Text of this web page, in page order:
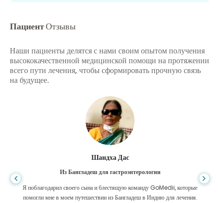
ПациентОтзывы
Наши пациенты делятся с нами своим опытом получения
высококачественной медицинской помощи на протяжении
всего пути лечения, чтобы сформировать прочную связь
на будущее.
Шандха Дас
Из Бангладеш для гастроэнтерологии
Я поблагодарил своего сына и блестящую команду GoMedii, которые
помогли мне в моем путешествии из Бангладеш в Индию для лечения.